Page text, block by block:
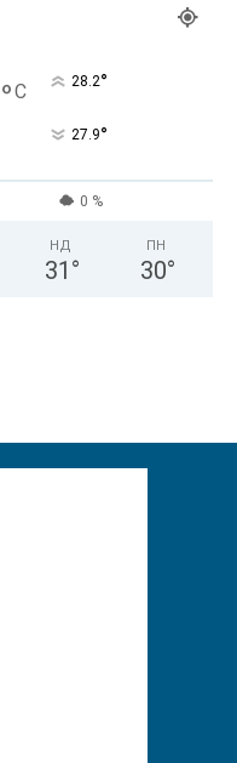
°C 28.2°
27.9°
0 %
НД
31 °
ПН
30°